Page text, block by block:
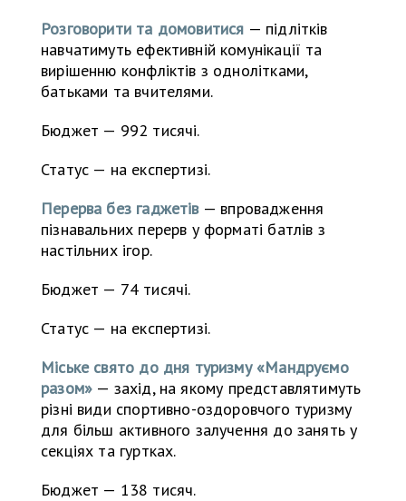
Розговорити та домовитися — підлітків
навчатимуть ефективній комунікації та
вирішенню конфліктів з однолітками,
батьками та вчителями.
Бюджет — 992 тисячі.
Статус — на експертизі.
Перерва без гаджетів— впровадження
пізнавальних перерв у форматі батлів з
настільних ігор.
Бюджет — 74 тисячі.
Статус — на експертизі.
Міське свято до дня туризму «Мандруємо
разом» — захід, на якому представлятимуть
різні види спортивно-оздоровчого туризму
для більш активного залучення до занять у
секціях та гуртках.
Бюджет — 138 тисяч.